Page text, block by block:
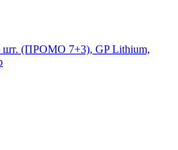
(ПРОМО 7+3), GP Lithium,